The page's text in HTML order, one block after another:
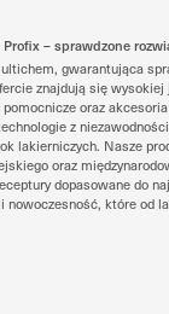
– sprawdzone
gwarantująca
znajdują się
oraz
z
lakierniczych. Nasze
oraz
dopasowane do
nowoczesność, które od